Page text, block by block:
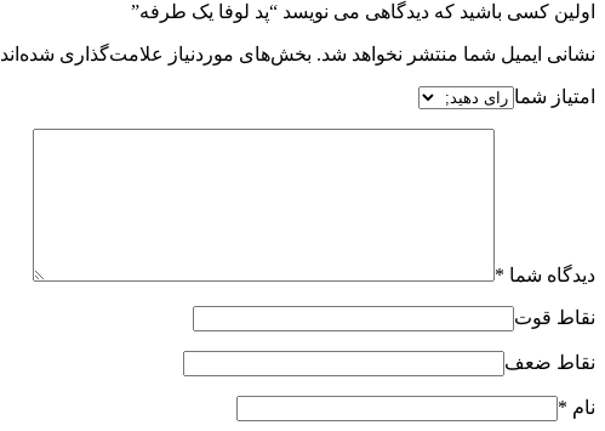
اولین کسی باشید که دیدگاهی می نویسد “پد لوفا یک طرفه”
نشانی ایمیل شما منتشر نخواهد شد. بخش‌های موردنیاز علامت‌گذاری شده‌اند
امتیاز شما
دیدگاه شما *
نقاط قوت
نقاط ضعف
نام *